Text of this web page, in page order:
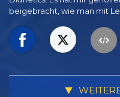
beigebracht, wie man mit